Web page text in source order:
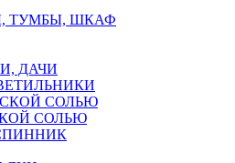
ТУМБЫ, ШКАФ
ДАЧИ
СОЛЬЮ
СОЛЬЮ